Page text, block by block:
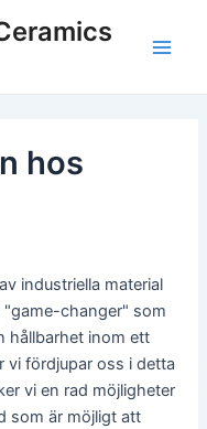
hos
industriella material
changer" som
hållbarhet inom ett
vi fördjupar oss i detta
vi en rad möjligheter
som är möjligt att